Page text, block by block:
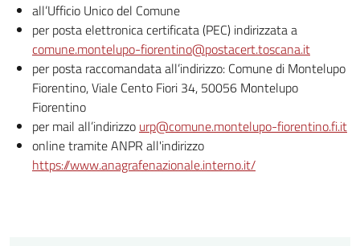
all’Ufficio Unico del Comune
per posta elettronica certificata (PEC) indirizzata a
comune.montelupo-fiorentino@postacert.toscana.it
per posta raccomandata all’indirizzo: Comune di Montelupo
Fiorentino, Viale Cento Fiori 34, 50056 Montelupo
Fiorentino
per mail all’indirizzo urp@comune.montelupo-fiorentino.fi.it
online tramite ANPR all'indirizzo
https://www.anagrafenazionale.interno.it/